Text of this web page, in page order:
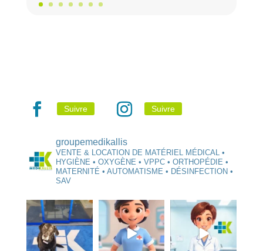
Suivre Suivre
groupemedikallis
VENTE & LOCATION DE MATÉRIEL MÉDICAL •
HYGIÈNE • OXYGÈNE • VPPC • ORTHOPÉDIE •
MATERNITÉ • AUTOMATISME • DÉSINFECTION •
SAV